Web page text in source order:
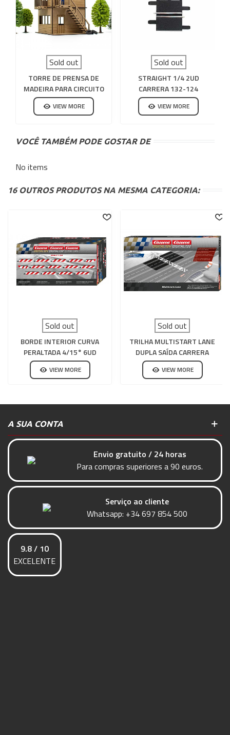
Sold out
TORRE DE PRENSA DE
MADEIRA PARA CIRCUITO
DE SLOT
VIEW MORE
Sold out
STRAIGHT 1/4 2UD
CARRERA 132-124
VIEW MORE
VOCÊ TAMBÉM PODE GOSTAR DE
No items
16 OUTROS PRODUTOS NA MESMA CATEGORIA:
Sold out
BORDE INTERIOR CURVA
PERALTADA 4/15° 6UD
CARRERA 132-124
VIEW MORE
Sold out
TRILHA MULTISTART LANE
DUPLA SAÍDA CARRERA
DIGITAL 132-124
VIEW MORE
A SUA CONTA
Envio gratuito / 24 horas
Para compras superiores a 90 euros.
Serviço ao cliente
Whatsapp: +34 697 854 500
9.8 / 10
EXCELENTE